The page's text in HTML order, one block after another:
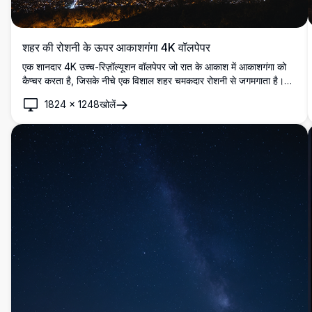
शहर की रोशनी के ऊपर आकाशगंगा 4K वॉलपेपर
एक शानदार 4K उच्च-रिज़ॉल्यूशन वॉलपेपर जो रात के आकाश में आकाशगंगा को
कैप्चर करता है, जिसके नीचे एक विशाल शहर चमकदार रोशनी से जगमगाता है।
मिश्रित करता है, जो तारों को निहारने वालों और शहर प्रेमियों के लिए एकदम सही
है। डेस्कटॉप या मोबाइल पृष्ठभूमि के लिए आदर्श, यह उच्च-गुणवत्ता वाली छवि किसी
भी स्क्रीन पर विस्मय और शांति का अहसास कराती है।
1824 × 1248खोलें